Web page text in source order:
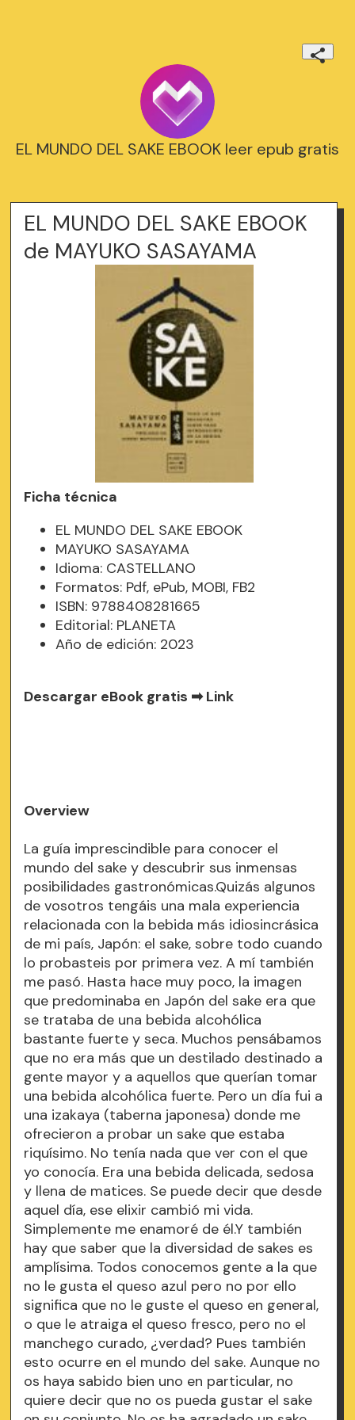
EL MUNDO DEL SAKE EBOOK leer epub gratis
EL MUNDO DEL SAKE EBOOK
de MAYUKO SASAYAMA
Ficha técnica
EL MUNDO DEL SAKE EBOOK
MAYUKO SASAYAMA
Idioma: CASTELLANO
Formatos: Pdf, ePub, MOBI, FB2
ISBN: 9788408281665
Editorial: PLANETA
Año de edición: 2023
Descargar eBook gratis ➡Link
Overview
La guía imprescindible para conocer el
mundo del sake y descubrir sus inmensas
posibilidades gastronómicas.Quizás algunos
de vosotros tengáis una mala experiencia
relacionada con la bebida más idiosincrásica
de mi país, Japón: el sake, sobre todo cuando
lo probasteis por primera vez. A mí también
me pasó. Hasta hace muy poco, la imagen
que predominaba en Japón del sake era que
se trataba de una bebida alcohólica
bastante fuerte y seca. Muchos pensábamos
que no era más que un destilado destinado a
gente mayor y a aquellos que querían tomar
una bebida alcohólica fuerte. Pero un día fui a
una izakaya (taberna japonesa) donde me
ofrecieron a probar un sake que estaba
riquísimo. No tenía nada que ver con el que
yo conocía. Era una bebida delicada, sedosa
y llena de matices. Se puede decir que desde
aquel día, ese elixir cambió mi vida.
Simplemente me enamoré de él.Y también
hay que saber que la diversidad de sakes es
amplísima. Todos conocemos gente a la que
no le gusta el queso azul pero no por ello
significa que no le guste el queso en general,
o que le atraiga el queso fresco, pero no el
manchego curado, ¿verdad? Pues también
esto ocurre en el mundo del sake. Aunque no
os haya sabido bien uno en particular, no
quiere decir que no os pueda gustar el sake